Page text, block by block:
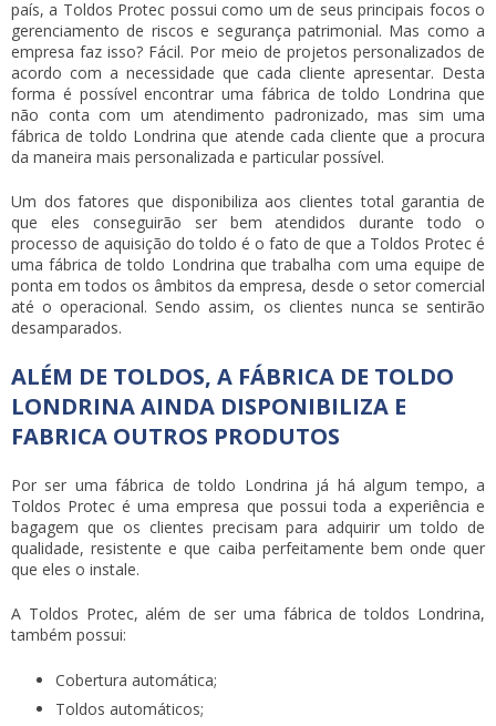
país, a Toldos Protec possui como um de seus principais focos o
gerenciamento de riscos e segurança patrimonial. Mas como a
empresa faz isso? Fácil. Por meio de projetos personalizados de
acordo com a necessidade que cada cliente apresentar. Desta
forma é possível encontrar uma fábrica de toldo Londrina que
não conta com um atendimento padronizado, mas sim uma
fábrica de toldo Londrina que atende cada cliente que a procura
da maneira mais personalizada e particular possível.
Um dos fatores que disponibiliza aos clientes total garantia de
que eles conseguirão ser bem atendidos durante todo o
processo de aquisição do toldo é o fato de que a Toldos Protec é
uma fábrica de toldo Londrina que trabalha com uma equipe de
ponta em todos os âmbitos da empresa, desde o setor comercial
até o operacional. Sendo assim, os clientes nunca se sentirão
desamparados.
ALÉM DE TOLDOS, A FÁBRICA DE TOLDO
LONDRINA AINDA DISPONIBILIZA E
FABRICA OUTROS PRODUTOS
Por ser uma fábrica de toldo Londrina já há algum tempo, a
Toldos Protec é uma empresa que possui toda a experiência e
bagagem que os clientes precisam para adquirir um toldo de
qualidade, resistente e que caiba perfeitamente bem onde quer
que eles o instale.
A Toldos Protec, além de ser uma fábrica de toldos Londrina,
também possui:
Cobertura automática;
Toldos automáticos;